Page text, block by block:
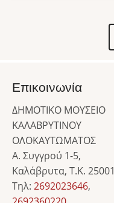
Επικοινωνία
ΔΗΜΟΤΙΚΟ ΜΟΥΣΕΙΟ
ΚΑΛΑΒΡΥΤΙΝΟΥ
ΟΛΟΚΑΥΤΩΜΑΤΟΣ
Α. Συγγρού 1-5,
Καλάβρυτα, Τ.Κ. 25001
Τηλ: 2692023646,